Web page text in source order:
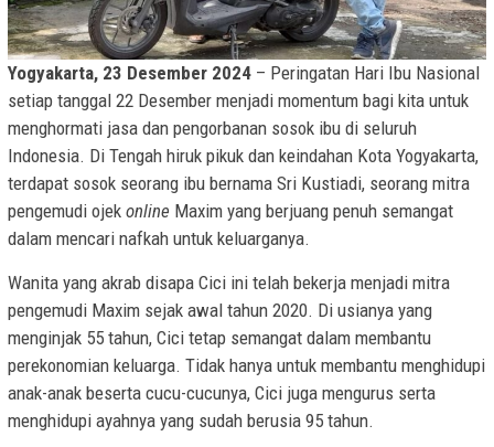
Yogyakarta, 23 Desember 2024 – Peringatan Hari Ibu Nasional
setiap tanggal 22 Desember menjadi momentum bagi kita untuk
menghormati jasa dan pengorbanan sosok ibu di seluruh
Indonesia. Di Tengah hiruk pikuk dan keindahan Kota Yogyakarta,
terdapat sosok seorang ibu bernama Sri Kustiadi, seorang mitra
pengemudi ojek online Maxim yang berjuang penuh semangat
dalam mencari nafkah untuk keluarganya.
Wanita yang akrab disapa Cici ini telah bekerja menjadi mitra
pengemudi Maxim sejak awal tahun 2020. Di usianya yang
menginjak 55 tahun, Cici tetap semangat dalam membantu
perekonomian keluarga. Tidak hanya untuk membantu menghidupi
anak-anak beserta cucu-cucunya, Cici juga mengurus serta
menghidupi ayahnya yang sudah berusia 95 tahun.